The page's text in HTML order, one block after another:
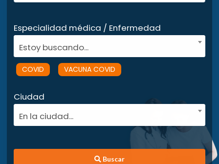
Especialidad médica / Enfermedad
Estoy buscando...
COVID VACUNA COVID
Ciudad
En la ciudad...
Buscar